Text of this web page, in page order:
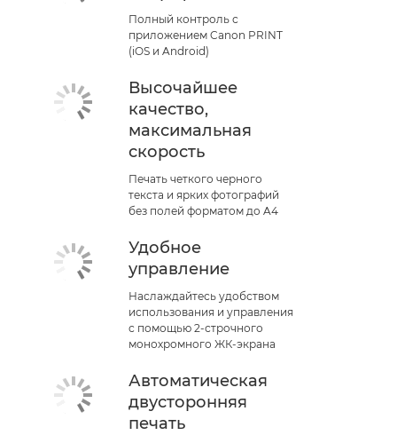
Полный контроль с
приложением Canon PRINT
(iOS и Android)
Высочайшее
качество,
максимальная
скорость
Печать четкого черного
текста и ярких фотографий
без полей форматом до A4
Удобное
управление
Наслаждайтесь удобством
использования и управления
с помощью 2-строчного
монохромного ЖК-экрана
Автоматическая
двусторонняя
печать